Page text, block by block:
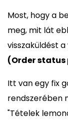
Most, hogy a
meg, mit lát
visszaküldést
(Order status
Itt van egy fix
rendszerében
"Tételek